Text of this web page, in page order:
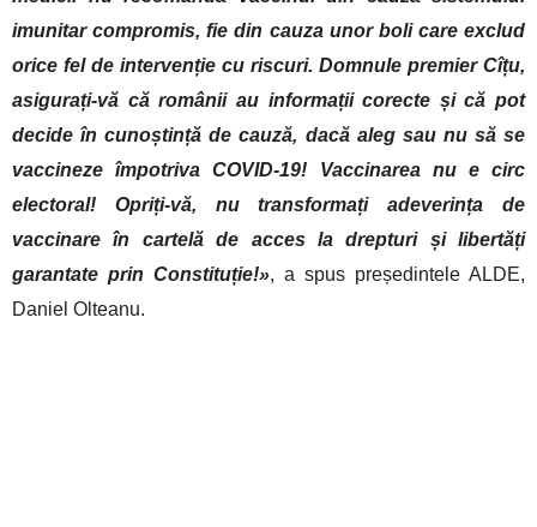
imunitar compromis, fie din cauza unor boli care exclud
orice fel de intervenție cu riscuri. Domnule premier Cîțu,
asigurați-vă că românii au informații corecte și că pot
decide în cunoștință de cauză, dacă aleg sau nu să se
vaccineze împotriva COVID-19! Vaccinarea nu e circ
electoral! Opriți-vă, nu transformați adeverința de
vaccinare în cartelă de acces la drepturi și libertăți
garantate prin Constituție!», a spus președintele ALDE,
Daniel Olteanu.